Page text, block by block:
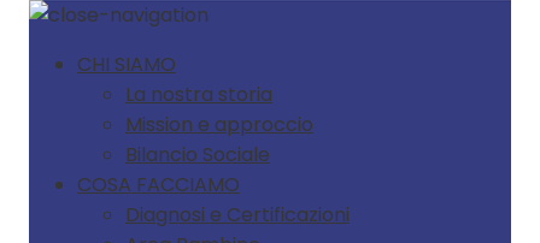
CHI SIAMO
La nostra storia
Mission e approccio
Bilancio Sociale
COSA FACCIAMO
Diagnosi e Certificazioni